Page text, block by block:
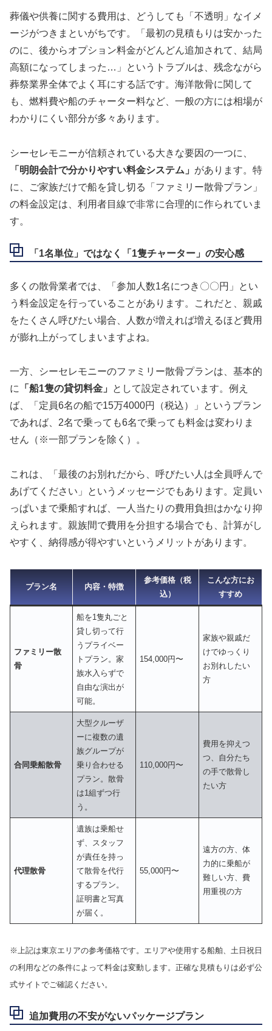
葬儀や供養に関する費用は、どうしても「不透明」なイメ
ージがつきまといがちです。「最初の見積もりは安かった
のに、後からオプション料金がどんどん追加されて、結局
高額になってしまった…」というトラブルは、残念ながら
葬祭業界全体でよく耳にする話です。海洋散骨に関して
も、燃料費や船のチャーター料など、一般の方には相場が
わかりにくい部分が多々あります。
シーセレモニーが信頼されている大きな要因の一つに、
「明朗会計で分かりやすい料金システム」 があります。特
に、ご家族だけで船を貸し切る「ファミリー散骨プラン」
の料金設定は、利用者目線で非常に合理的に作られていま
す。
「1名単位」ではなく「1隻チャーター」の安心感
多くの散骨業者では、「参加人数1名につき〇〇円」とい
う料金設定を行っていることがあります。これだと、親戚
をたくさん呼びたい場合、人数が増えれば増えるほど費用
が膨れ上がってしまいますよね。
一方、シーセレモニーのファミリー散骨プランは、基本的
に
「船1隻の貸切料金」
として設定されています。例え
ば、「定員6名の船で15万4000円（税込）」というプラン
であれば、2名で乗っても6名で乗っても料金は変わりま
せん（※一部プランを除く）。
これは、「最後のお別れだから、呼びたい人は全員呼んで
あげてください」というメッセージでもあります。定員い
っぱいまで乗船すれば、一人当たりの費用負担はかなり抑
えられます。親族間で費用を分担する場合でも、計算がし
やすく、納得感が得やすいというメリットがあります。
プラン名 内容・特徴
参考価格（税
込）
こんな方にお
すすめ
ファミリー散
骨
船を1隻丸ごと
貸し切って行
うプライベー
トプラン。家
族水入らずで
自由な演出が
可能。
154,000円〜
家族や親戚だ
けでゆっくり
お別れしたい
方
合同乗船散骨
大型クルーザ
ーに複数の遺
族グループが
乗り合わせる
プラン。散骨
は1組ずつ行
う。
110,000円〜
費用を抑えつ
つ、自分たち
の手で散骨し
たい方
代理散骨
遺族は乗船せ
ず、スタッフ
が責任を持っ
て散骨を代行
するプラン。
証明書と写真
が届く。
55,000円〜
遠方の方、体
力的に乗船が
難しい方、費
用重視の方
※上記は東京エリアの参考価格です。エリアや使用する船舶、土日祝日
の利用などの条件によって料金は変動します。正確な見積もりは必ず公
式サイトでご確認ください。
追加費用の不安がないパッケージプラン